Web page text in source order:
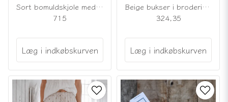
Sort bomuldskjole med broderede blomsterranker
715
Læg i indkøbskurven
Beige bukser i broderie anglaise
324,35
Læg i indkøbskurven